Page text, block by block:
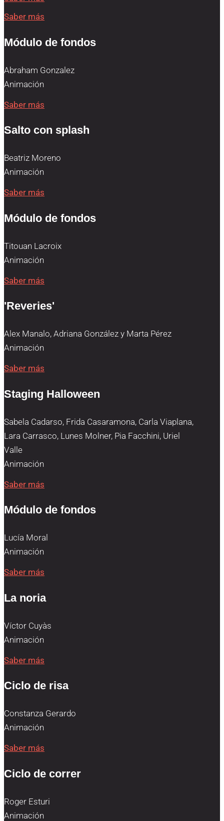
Saber más
Módulo de fondos
Abraham Gonzalez
Animación
Saber más
Salto con splash
Beatriz Moreno
Animación
Saber más
Módulo de fondos
Titouan Lacroix
Animación
Saber más
'Reveries'
Alex Manalo, Adriana González y Marta Pérez
Animación
Saber más
Staging Halloween
Sabela Cadarso, Frida Casaramona, Carla Viaplana,
Lara Carrasco, Lunes Molner, Pia Facchini, Uriel
Valle
Animación
Saber más
Módulo de fondos
Lucía Moral
Animación
Saber más
La noria
Víctor Cuyàs
Animación
Saber más
Ciclo de risa
Constanza Gerardo
Animación
Saber más
Ciclo de correr
Roger Esturi
Animación